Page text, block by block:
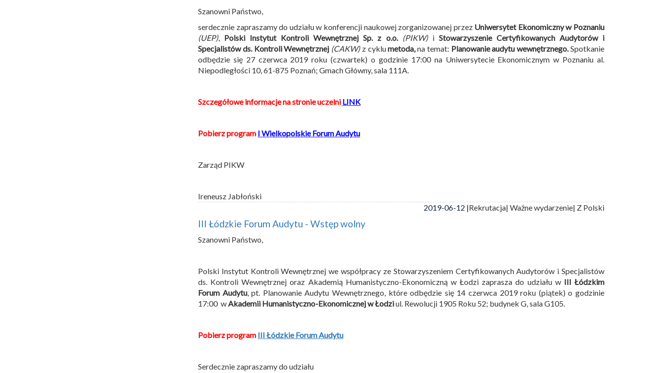
Szanowni Państwo,
serdecznie zapraszamy do udziału w konferencji naukowej zorganizowanej przez Uniwersytet Ekonomiczny w Poznaniu
(UEP), Polski Instytut Kontroli Wewnętrznej Sp. z o.o. (PIKW)i Stowarzyszenie Certyfikowanych Audytorów i
Specjalistów ds. Kontroli Wewnętrznej (CAKW)z cyklumetoda,na temat: Planowanie audytu wewnętrznego.Spotkanie
odbędzie się 27 czerwca 2019 roku (czwartek) o godzinie 17:00 na Uniwersytecie Ekonomicznym w Poznaniu al.
Niepodległości 10, 61-875 Poznań; Gmach Główny, sala 111A.
Szczegółowe informacje na stronie uczelni LINK
Pobierz program I Wielkopolskie Forum Audytu
Zarząd PIKW
Ireneusz Jabłoński
2019-06-12 |Rekrutacja| Ważne wydarzenie| Z Polski
III Łódzkie Forum Audytu - Wstęp wolny
Szanowni Państwo,
Polski Instytut Kontroli Wewnętrznej we współpracy ze Stowarzyszeniem Certyfikowanych Audytorów i Specjalistów
ds. Kontroli Wewnętrznej oraz Akademią Humanistyczno-Ekonomiczną w Łodzi zaprasza do udziału w III Łódzkim
Forum Audytu, pt. Planowanie Audytu Wewnętrznego, które odbędzie się 14 czerwca 2019 roku (piątek) o godzinie
17:00 wAkademii Humanistyczno-Ekonomicznej w Łodziul. Rewolucji 1905 Roku 52; budynek G, sala G105.
Pobierz program III Łódzkie Forum Audytu
Serdecznie zapraszamy do udziału